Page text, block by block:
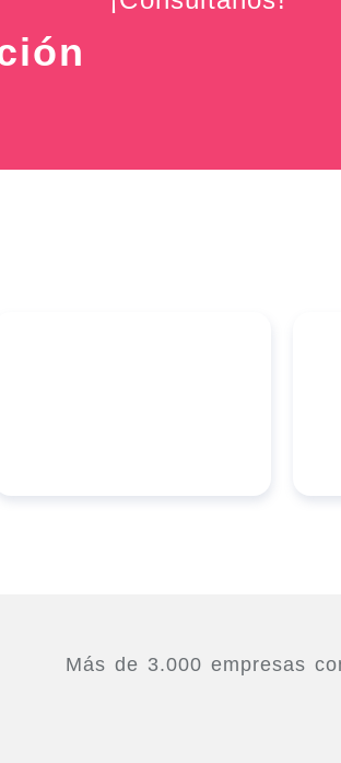
Más de 3.000 empresas